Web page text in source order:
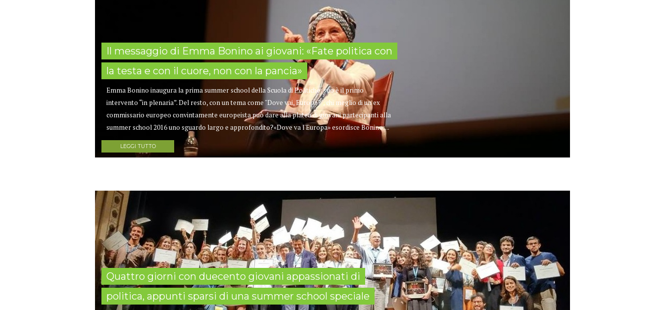
Il messaggio di Emma Bonino ai giovani: «Fate politica con
la testa e con il cuore, non con la pancia»
Emma Bonino inaugura la prima summer school della Scuola di Politiche: suo è il primo
intervento “in plenaria”. Del resto, con un tema come "Dove vai, Europa?", chi meglio di un ex
commissario europeo convintamente europeista può dare alla platea di giovani partecipanti alla
summer school 2016 uno sguardo largo e approfondito?«Dove va l'Europa» esordisce Bonino:...
LEGGI TUTTO
Quattro giorni con duecento giovani appassionati di
politica, appunti sparsi di una summer school speciale